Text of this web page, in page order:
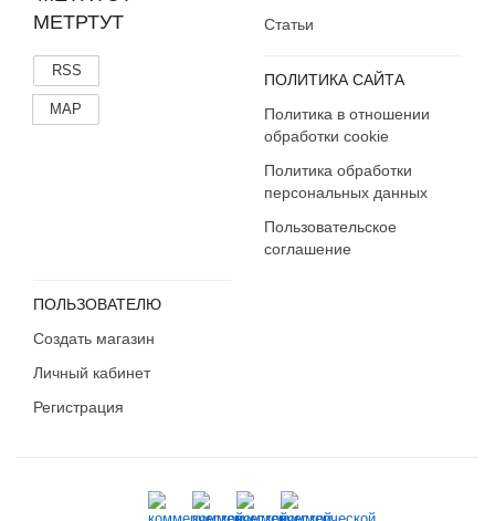
МЕТРТУТ
RSS
MAP
Статьи
ПОЛИТИКА САЙТА
Политика в отношении
обработки cookie
Политика обработки
персональных данных
Пользовательское
соглашение
ПОЛЬЗОВАТЕЛЮ
Создать магазин
Личный кабинет
Регистрация